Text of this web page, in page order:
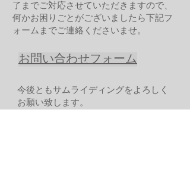
了までご対応させていただきますので、
何かお困りごとがございましたら下記フ
ォームまでご連絡くださいませ。
お問い合わせフォーム
今後ともサムライディングをよろしく
お願い致します。